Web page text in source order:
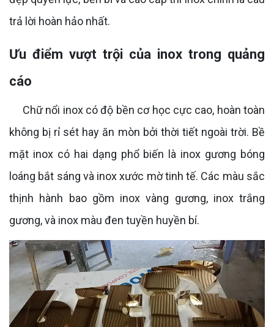
trả lời hoàn hảo nhất.
Ưu điểm vượt trội của inox trong quảng
cáo
Chữ nổi inox có độ bền cơ học cực cao, hoàn toàn
không bị rỉ sét hay ăn mòn bởi thời tiết ngoài trời. Bề
mặt inox có hai dạng phổ biến là inox gương bóng
loáng bắt sáng và inox xước mờ tinh tế. Các màu sắc
thịnh hành bao gồm inox vàng gương, inox trắng
gương, và inox màu đen tuyền huyền bí.